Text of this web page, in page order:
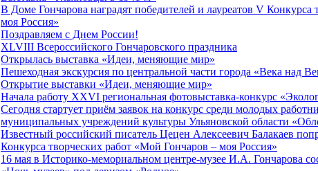
В Доме Гончарова наградят победителей и лауреатов V
моя Россия»
Поздравляем с Днем России!
XLVIII Всероссийского Гончаровского праздника
Открылась выставка «Идеи, меняющие мир»
Пешеходная экскурсия по центральной части города «Века над
Открытие выставки «Идеи, меняющие мир»
Начала работу XXVI региональная фотовыставка-конкурс
Сегодня стартует приём заявок на конкурс среди молодых
муниципальных учреждений культуры Ульяновской области
Известный российский писатель Цецен Алексеевич Балакаев
Конкурса творческих работ «Мой Гончаров – моя Россия»
16 мая в Историко-мемориальном центре-музее И.А. Гончарова